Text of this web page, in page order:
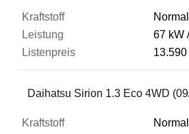
Normal
67 kW
13.590
Daihatsu Sirion 1.3 Eco 4WD
Normal